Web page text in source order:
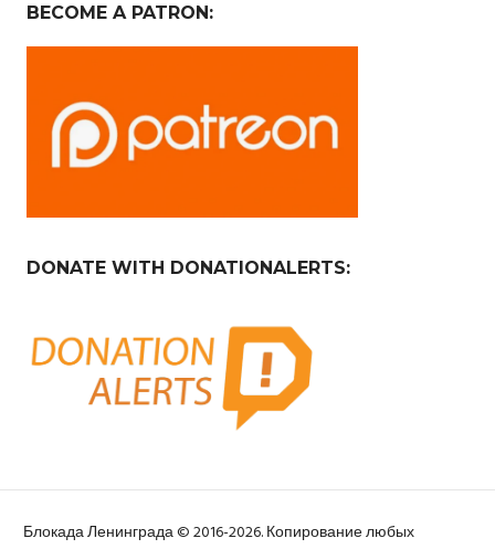
BECOME A PATRON:
DONATE WITH DONATIONALERTS:
Блокада Ленинграда © 2016-2026. Копирование любых